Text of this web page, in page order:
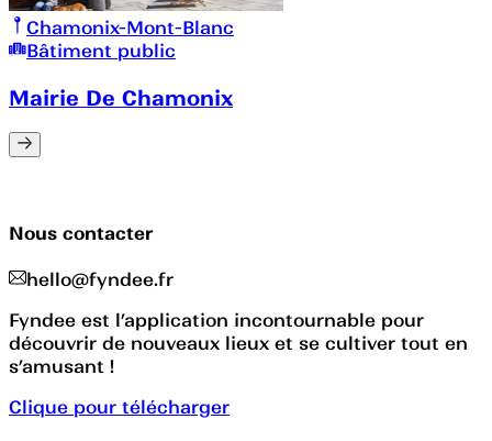
Chamonix-Mont-Blanc
Bâtiment public
Mairie De Chamonix
Nous contacter
hello@fyndee.fr
Fyndee est l’application incontournable pour
découvrir de nouveaux lieux et se cultiver tout en
s’amusant !
Clique pour télécharger